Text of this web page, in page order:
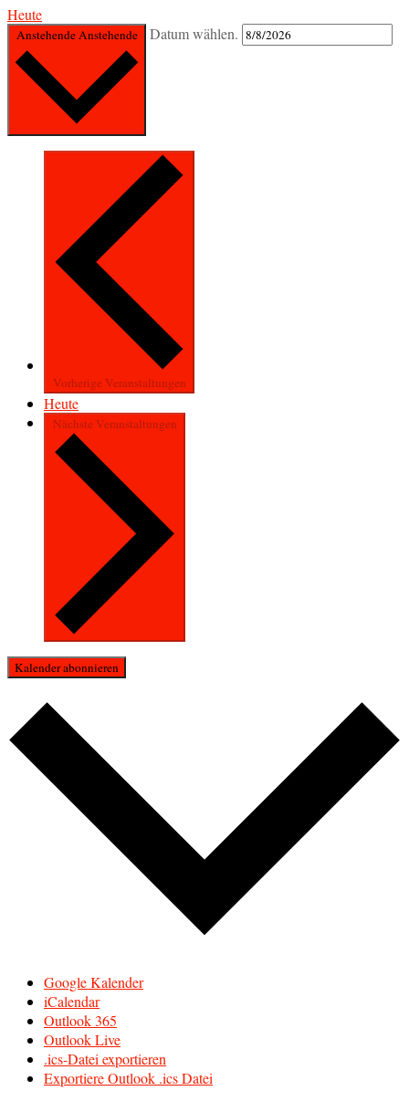
Heute
AnstehendeAnstehende Datum wählen.
Vorherige Veranstaltungen
Heute
Nächste Veranstaltungen
Kalender abonnieren
Google Kalender
iCalendar
Outlook 365
Outlook Live
.ics-Datei exportieren
Exportiere Outlook .ics Datei